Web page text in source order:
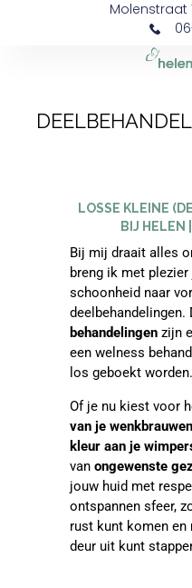
Molenstraat
LOSSE KLEINE
BIJ HELEN
Bij mij draait alles
breng ik met
schoonheid naar
deelbehandelingen.
behandelingenzijn
een welness
los geboekt worden.
Of je nu kiest voor
van je wenkbrauwen
kleur aan je
van ongewenste
jouw huid met
ontspannen sfeer,
rust kunt komen en
deur uit kunt